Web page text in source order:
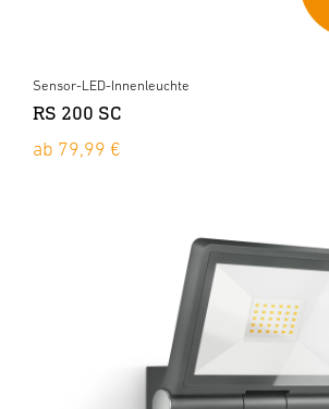
Sensor-LED-Innenleuchte
RS 200 SC
ab 79,99 €